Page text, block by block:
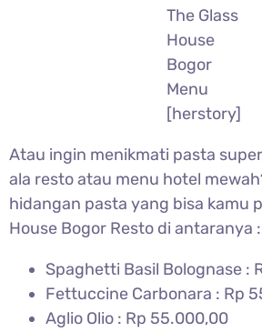
The Glass
House
Bogor
Menu
[herstory]
Atau ingin menikmati pasta
ala resto atau menu hotel
hidangan pasta yang bisa kamu
House Bogor Resto di antaranya :
Spaghetti Basil Bolognase :
Fettuccine Carbonara : Rp
Aglio Olio : Rp 55.000,00